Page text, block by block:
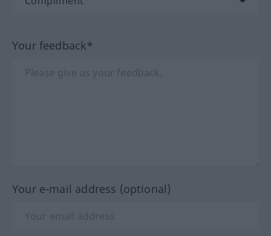
Your feedback*
Your e-mail address (optional)